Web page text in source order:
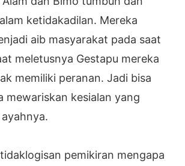
ketidakadilan. Mereka
aib masyarakat pada saat
meletusnya Gestapu mereka
memiliki peranan. Jadi bisa
mewariskan kesialan yang
pemikiran mengapa